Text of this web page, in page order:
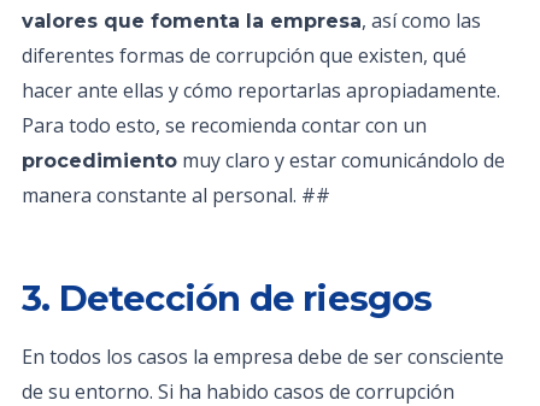
valores que fomenta la empresa, así como las
diferentes formas de corrupción que existen, qué
hacer ante ellas y cómo reportarlas apropiadamente.
Para todo esto, se recomienda contar con un
procedimiento muy claro y estar comunicándolo de
manera constante al personal. ##
3. Detección de riesgos
En todos los casos la empresa debe de ser consciente
de su entorno. Si ha habido casos de corrupción